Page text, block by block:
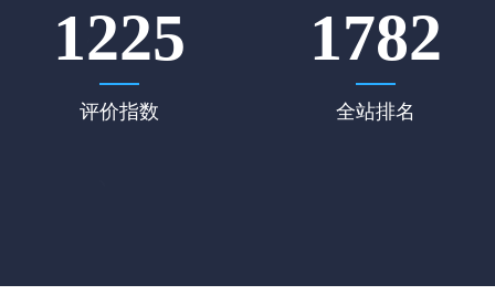
1225
评价指数
1782
全站排名